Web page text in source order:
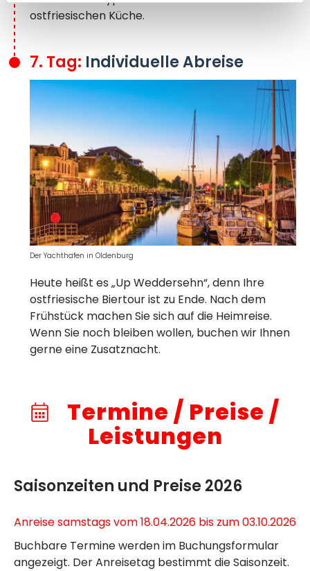
ostfriesischen Küche.
7. Tag: Individuelle Abreise
Heute heißt es „Up Weddersehn“, denn Ihre
ostfriesische Biertour ist zu Ende. Nach dem
Frühstück machen Sie sich auf die Heimreise.
Wenn Sie noch bleiben wollen, buchen wir Ihnen
gerne eine Zusatznacht.
Der Yachthafen in Oldenburg
Termine / Preise /
Leistungen
Saisonzeiten und Preise 2026
Anreise samstags vom 18.04.2026 bis zum 03.10.2026
Buchbare Termine werden im Buchungsformular
angezeigt. Der Anreisetag bestimmt die Saisonzeit.